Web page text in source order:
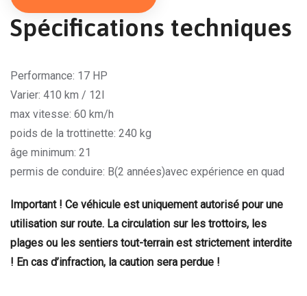
Spécifications techniques
Performance: 17 HP
Varier: 410 km / 12l
max vitesse: 60 km/h
poids de la trottinette: 240 kg
âge minimum: 21
permis de conduire: B(2 années)avec expérience en quad
Important ! Ce véhicule est uniquement autorisé pour une
utilisation sur route. La circulation sur les trottoirs, les
plages ou les sentiers tout-terrain est strictement interdite
! En cas d’infraction, la caution sera perdue !